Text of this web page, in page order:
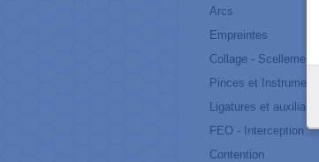
Arcs
Empreintes
Collage - Scellement
Pinces et Instruments
Ligatures et auxiliaires
FEO - Interception
Contention